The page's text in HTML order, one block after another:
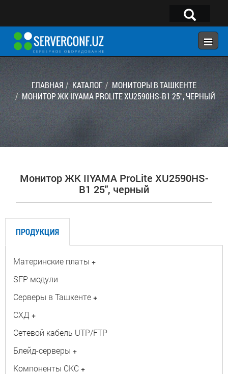
×
ГЛАВНАЯ
КОНФИГУРАТОР
КАТАЛОГ
УСЛУГИ
КОНТАКТЫ
Telegram:@serverconf_uz
Тел: (90) 932-18-00
ГЛАВНАЯ КАТАЛОГ
МОНИТОРЫ В ТАШКЕНТЕ
МОНИТОР ЖК IIYAMA PROLITE XU2590HS-B1 25", ЧЕРНЫЙ
Монитор ЖК IIYAMA ProLite XU2590HS-
B1 25", черный
ПРОДУКЦИЯ
Материнские платы +
SFP модули
Серверы в Ташкенте +
СХД +
Сетевой кабель UTP/FTP
Блейд-серверы +
Компоненты СКС +